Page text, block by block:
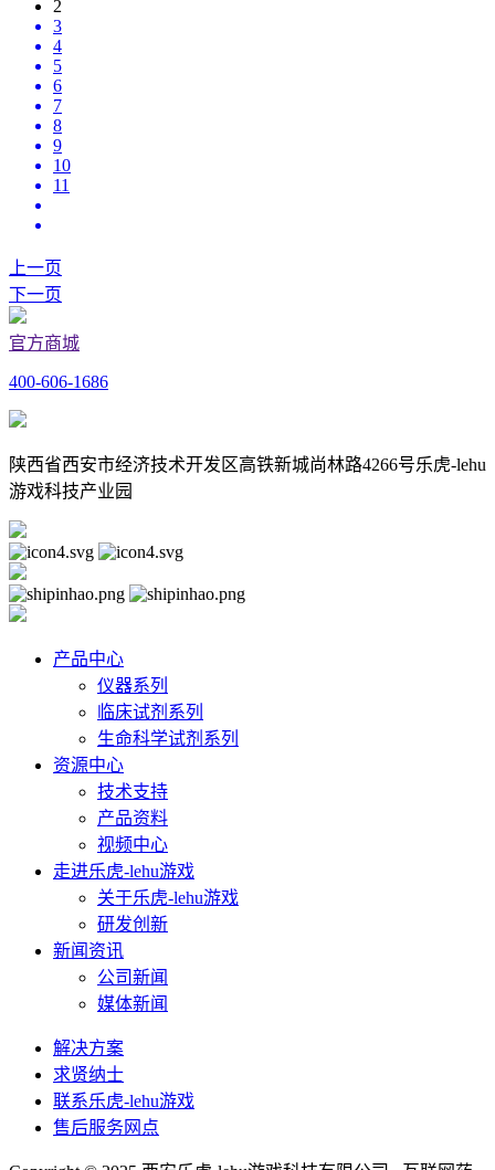
2
3
4
5
6
7
8
9
10
11
上一页
下一页
官方商城
400-606-1686
陕西省西安市经济技术开发区高铁新城尚林路4266号乐虎-lehu
游戏科技产业园
产品中心
仪器系列
临床试剂系列
生命科学试剂系列
资源中心
技术支持
产品资料
视频中心
走进乐虎-lehu游戏
关于乐虎-lehu游戏
研发创新
新闻资讯
公司新闻
媒体新闻
解决方案
求贤纳士
联系乐虎-lehu游戏
售后服务网点